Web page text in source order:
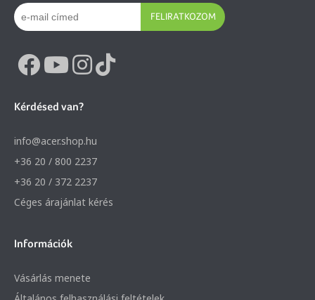
FELIRATKOZOM
Kérdésed van?
info@acer.shop.hu
+36 20 / 800 2237
+36 20 / 372 2237
Céges árajánlat kérés
Információk
Vásárlás menete